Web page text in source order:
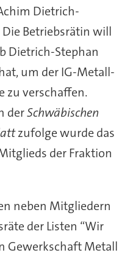
Dietrich-
Betriebsrätin will
Dietrich-Stephan
um der IG-Metall-
zu verschaffen.
derSchwäbischen
zufolge wurde das
der Fraktion
neben Mitgliedern
der Listen “Wir
Gewerkschaft Metall